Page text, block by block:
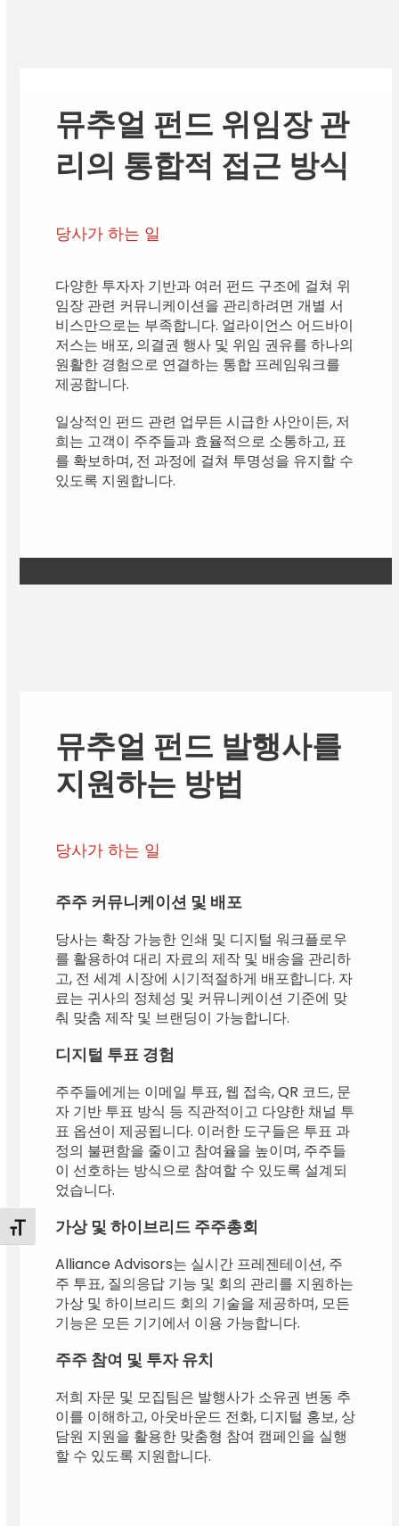
Toggle Font size
뮤추얼 펀드 위임장 관
리의 통합적 접근 방식
당사가 하는 일
다양한 투자자 기반과 여러 펀드 구조에 걸쳐 위
임장 관련 커뮤니케이션을 관리하려면 개별 서
비스만으로는 부족합니다. 얼라이언스 어드바이
저스는 배포, 의결권 행사 및 위임 권유를 하나의
원활한 경험으로 연결하는 통합 프레임워크를
제공합니다.
일상적인 펀드 관련 업무든 시급한 사안이든, 저
희는 고객이 주주들과 효율적으로 소통하고, 표
를 확보하며, 전 과정에 걸쳐 투명성을 유지할 수
있도록 지원합니다.
뮤추얼 펀드 발행사를
지원하는 방법
당사가 하는 일
주주 커뮤니케이션 및 배포
당사는 확장 가능한 인쇄 및 디지털 워크플로우
를 활용하여 대리 자료의 제작 및 배송을 관리하
고, 전 세계 시장에 시기적절하게 배포합니다. 자
료는 귀사의 정체성 및 커뮤니케이션 기준에 맞
춰 맞춤 제작 및 브랜딩이 가능합니다.
디지털 투표 경험
주주들에게는 이메일 투표, 웹 접속, QR 코드, 문
자 기반 투표 방식 등 직관적이고 다양한 채널 투
표 옵션이 제공됩니다. 이러한 도구들은 투표 과
정의 불편함을 줄이고 참여율을 높이며, 주주들
이 선호하는 방식으로 참여할 수 있도록 설계되
었습니다.
가상 및 하이브리드 주주총회
Alliance Advisors는 실시간 프레젠테이션, 주
주 투표, 질의응답 기능 및 회의 관리를 지원하는
가상 및 하이브리드 회의 기술을 제공하며, 모든
기능은 모든 기기에서 이용 가능합니다.
주주 참여 및 투자 유치
저희 자문 및 모집팀은 발행사가 소유권 변동 추
이를 이해하고, 아웃바운드 전화, 디지털 홍보, 상
담원 지원을 활용한 맞춤형 참여 캠페인을 실행
할 수 있도록 지원합니다.